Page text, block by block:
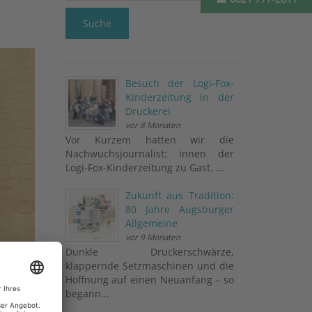
Suche
Besuch der Logi-Fox-
Kinderzeitung in der
Druckerei
vor 8 Monaten
Vor Kurzem hatten wir die
Nachwuchsjournalist: innen der
Logi-Fox-Kinderzeitung zu Gast. ...
Zukunft aus Tradition:
80 Jahre Augsburger
Allgemeine
vor 9 Monaten
Dunkle Druckerschwärze,
klappernde Setzmaschinen und die
Hoffnung auf einen Neuanfang – so
begann...